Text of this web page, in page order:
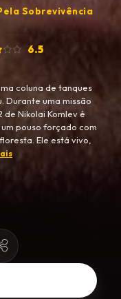
Sobrevivência
6.5
coluna de tanques
Durante uma missão
Nikolai Komlev é
pouso forçado com
Ele está vivo,